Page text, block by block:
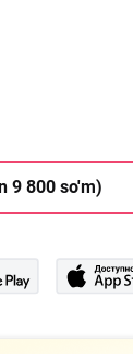
9 800 so'm)